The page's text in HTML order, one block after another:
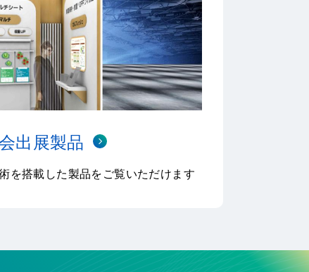
出展製品
を搭載した製品をご覧いただけます